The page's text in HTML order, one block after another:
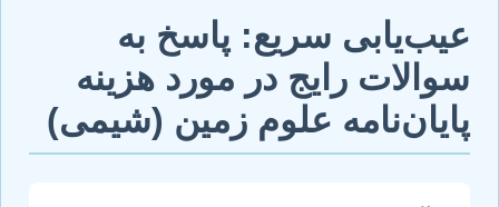
عیب‌یابی سریع: پاسخ به
سوالات رایج در مورد هزینه
پایان‌نامه علوم زمین (شیمی)